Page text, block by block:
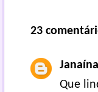
23
Que